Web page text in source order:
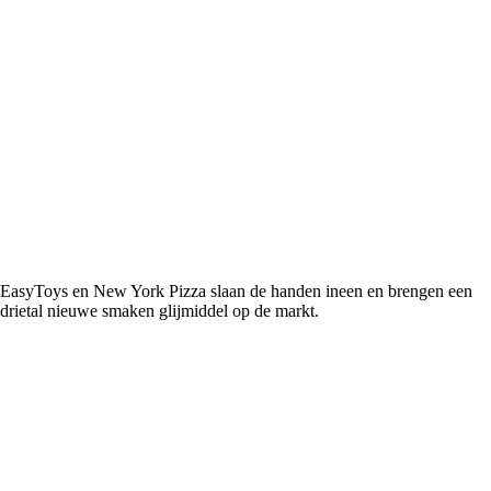
EasyToys en New York Pizza slaan de handen ineen en brengen een
drietal nieuwe smaken glijmiddel op de markt.